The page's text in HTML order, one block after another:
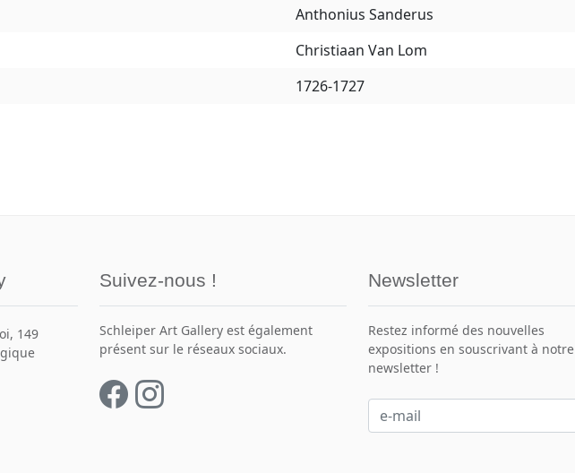
Anthonius Sanderus
Christiaan Van Lom
1726-1727
149
Suivez-nous !
Schleiper Art Gallery est également
présent sur le réseaux sociaux.
Newsletter
Restez informé des nouvelles
expositions en souscrivant à notre
newsletter !